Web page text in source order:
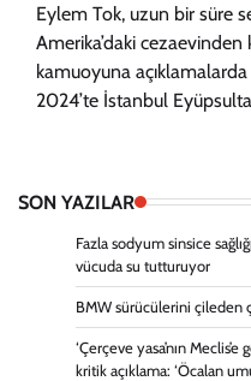
Eylem Tok, uzun bir süre
Amerika’daki
kamuoyuna
2024’te İstanbul
SON YAZILAR
Fazla sodyum sinsice
vücuda su tutturuyor
BMW sürücülerini çileden
‘Çerçeve yasa’nın
kritik açıklama: ‘Öcalan